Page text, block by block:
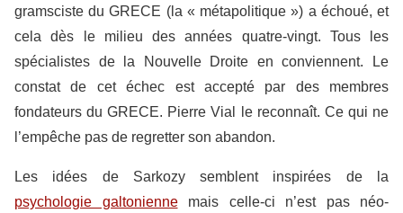
gramsciste du GRECE (la « métapolitique ») a échoué, et
cela dès le milieu des années quatre-vingt. Tous les
spécialistes de la Nouvelle Droite en conviennent. Le
constat de cet échec est accepté par des membres
fondateurs du GRECE. Pierre Vial le reconnaît. Ce qui ne
l’empêche pas de regretter son abandon.
Les idées de Sarkozy semblent inspirées de la
psychologie galtoniennemais celle-ci n’est pas néo-